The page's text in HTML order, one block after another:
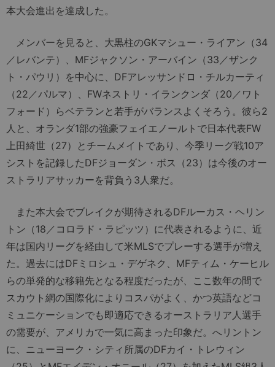
本大会進出を達成した。
メンバーを見ると、大黒柱のGKマシュー・ライアン（34
／レバンテ）、MFジャクソン・アーバイン（33／ザンク
ト・パウリ）を中心に、DFアレッサンドロ・チルカーティ
（22／パルマ）、FWネストリ・イランクンダ（20／ワト
フォード）らベテランと若手がバランスよくそろう。彼ら2
人と、オランダ1部の強豪フェイエノールトで日本代表FW
上田綺世（27）とチームメイトであり、今季リーグ戦10ア
シストを記録したDFジョーダン・ボス（23）は今後のオー
ストラリアサッカーを背負う3人衆だ。
また本大会でブレイクが期待されるDFルーカス・ヘリン
トン（18／コロラド・ラピッツ）に代表されるように、近
年は国内リーグを経由して米MLSでプレーする選手が増え
た。過去にはDFミロシュ・デゲネク、MFティム・ケーヒル
らの単発的な移籍先となる程度だったが、ここ数年の間で
スカウト網の国際化によりコスパがよく、かつ英語などコ
ミュニケーションでも即適応できるオーストラリア人選手
の需要が、アメリカで一気に高まった印象だ。へリントン
に、ニューヨーク・シティ所属のDFカイ・トレウィン